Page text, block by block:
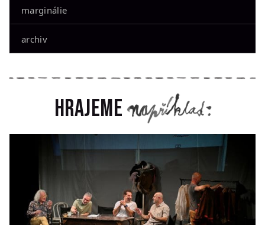
marginálie
archiv
Hrajeme